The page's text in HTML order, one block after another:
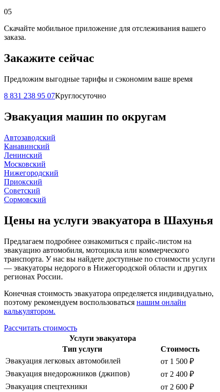
05
Скачайте мобильное приложение для отслеживания вашего
заказа.
Закажите сейчас
Предложим выгодные тарифы и сэкономим ваше время
8 831 238 95 07Круглосуточно
Эвакуация машин по округам
Автозаводский
Канавинский
Ленинский
Московский
Нижегородский
Приокский
Советский
Сормовский
Цены на услуги эвакуатора в Шахунья
Предлагаем подробнее ознакомиться с прайс-листом на
эвакуацию автомобиля, мотоцикла или коммерческого
транспорта. У нас вы найдете доступные по стоимости услуги
— эвакуаторы недорого в Нижегородской области и других
регионах России.
Конечная стоимость эвакуатора определяется индивидуально,
поэтому рекомендуем воспользоваться нашим онлайн
калькулятором.
Рассчитать стоимость
Услуги эвакуатора
Тип услуги
Стоимость
Эвакуация легковых автомобилей
от 1 500 ₽
Эвакуация внедорожников (джипов)
от 2 400 ₽
Эвакуация спецтехники
от 2 600 ₽